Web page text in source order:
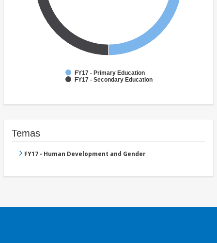
FY17 - Primary Education
FY17 - Secondary Education
Temas
FY17 - Human Development and Gender